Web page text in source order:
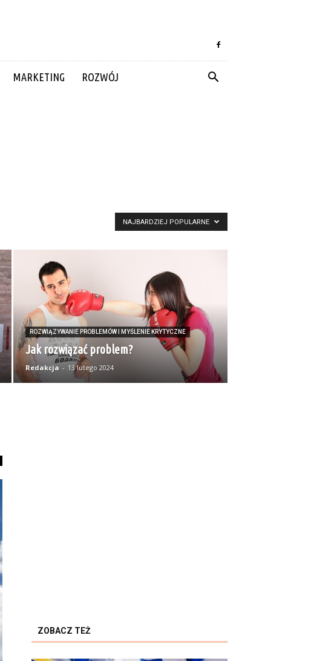
MARKETING ROZWÓJ
NAJBARDZIEJ POPULARNE
ROZWIĄZYWANIE PROBLEMÓW I MYŚLENIE KRYTYCZNE
Jak rozwiązać problem?
Redakcja - 13 lutego 2024
ZOBACZ TEŻ